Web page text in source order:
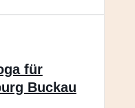
für
Buckau